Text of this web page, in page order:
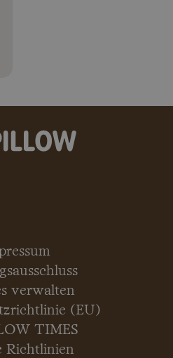
verwalten
(EU)
TIMES
Richtlinien